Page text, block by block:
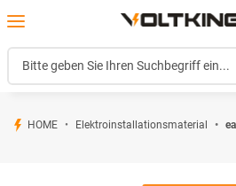
HOME Elektroinstallationsmaterial